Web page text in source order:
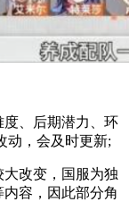
度、后期潜力、环
动，会及时更新;
改变，国服为独
内容，因此部分角